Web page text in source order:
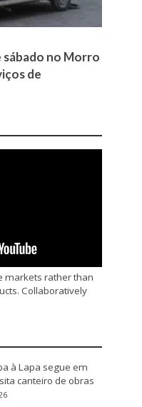
no Morro
de
markets rather than
Collaboratively
à Lapa segue em
canteiro de obras